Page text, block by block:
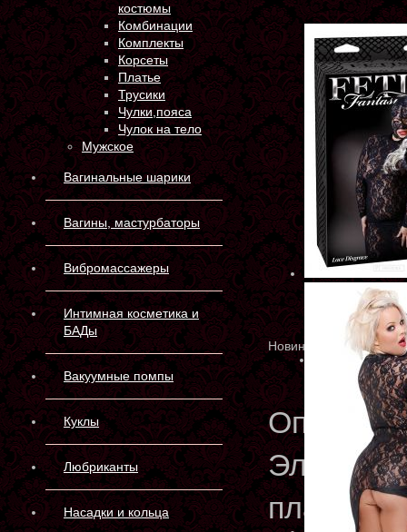
костюмы
Комбинации
Комплекты
Корсеты
Платье
Трусики
Чулки,пояса
Чулок на тело
Мужское
Вагинальные шарики
Вагины, мастурбаторы
Вибромассажеры
Интимная косметика и
БАДы
Вакуумные помпы
Куклы
Любриканты
Насадки и кольца
Новинка
платье